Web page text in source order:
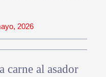
2026
carne al asador